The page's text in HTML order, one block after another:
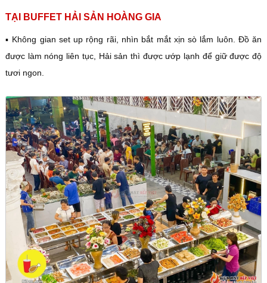
TẠI BUFFET HẢI SẢN HOÀNG GIA
▪️ Không gian set up rộng rãi, nhìn bắt mắt xịn sò lắm luôn. Đồ ăn
được làm nóng liên tục, Hải sản thì được ướp lạnh để giữ được độ
tươi ngon.